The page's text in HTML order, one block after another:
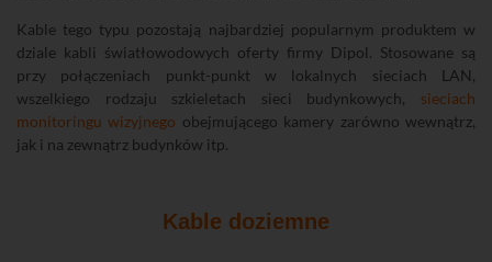
Kable tego typu pozostają najbardziej popularnym produktem w
dziale kabli światłowodowych oferty firmy Dipol. Stosowane są
przy połączeniach punkt-punkt w lokalnych sieciach LAN,
wszelkiego rodzaju szkieletach sieci budynkowych, sieciach
monitoringu wizyjnego obejmującego kamery zarówno wewnątrz,
jak i na zewnątrz budynków itp.
Kable doziemne